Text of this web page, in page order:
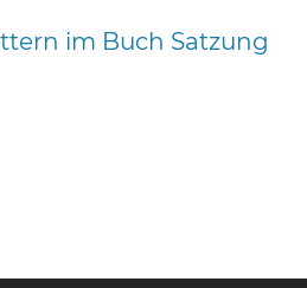
im Buch Satzung